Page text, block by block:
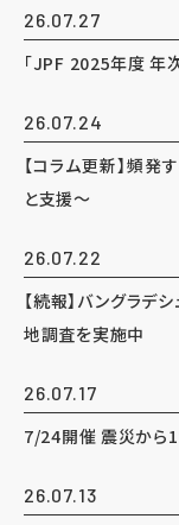
26.07.27
「JPF 2025年度 年
26.07.24
【コラム更新】頻
と支援～
26.07.22
【続報】バングラデ
地調査を実施中
26.07.17
7/24開催 震災から
26.07.13